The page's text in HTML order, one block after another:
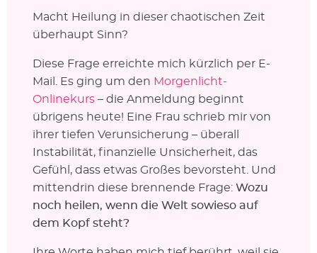
Macht Heilung in dieser chaotischen Zeit
überhaupt Sinn?
Diese Frage erreichte mich kürzlich per E-
Mail. Es ging um den Morgenlicht-
Onlinekurs – die Anmeldung beginnt
übrigens heute! Eine Frau schrieb mir von
ihrer tiefen Verunsicherung – überall
Instabilität, finanzielle Unsicherheit, das
Gefühl, dass etwas Großes bevorsteht. Und
mittendrin diese brennende Frage: Wozu
noch heilen, wenn die Welt sowieso auf
dem Kopf steht?